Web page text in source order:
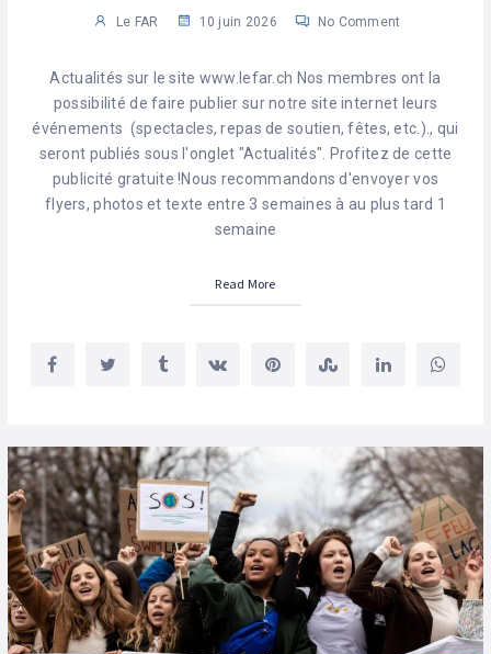
Le FAR 10 juin 2026 No Comment
Actualités sur le site www.lefar.ch Nos membres ont la
possibilité de faire publier sur notre site internet leurs
événements (spectacles, repas de soutien, fêtes, etc.)., qui
seront publiés sous l'onglet "Actualités". Profitez de cette
publicité gratuite !Nous recommandons d'envoyer vos
flyers, photos et texte entre 3 semaines à au plus tard 1
semaine
Read More